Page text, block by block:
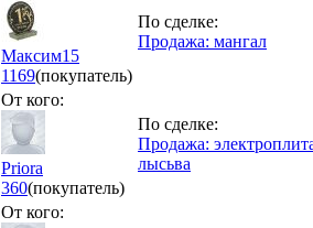
Максим15
1169(покупатель)
По сделке:
Продажа: мангал
От кого:
Priora
360(покупатель)
По сделке:
Продажа:
лысьва
От кого: